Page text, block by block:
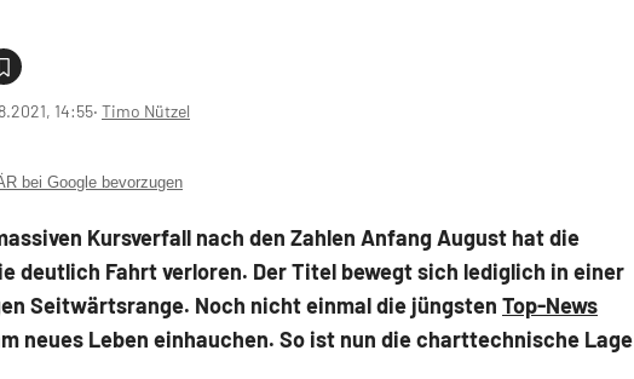
14:55‧ Timo Nützel
bei Google bevorzugen
Kursverfall nach den Zahlen Anfang August hat die
deutlich Fahrt verloren. Der Titel bewegt sich lediglich in einer
Seitwärtsrange. Noch nicht einmal die jüngsten Top-News
neues Leben einhauchen. So ist nun die charttechnische Lage